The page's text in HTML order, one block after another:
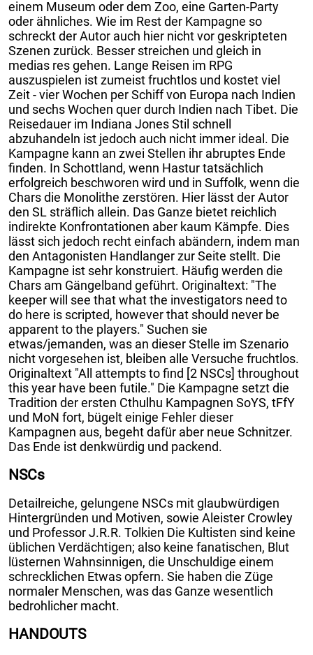
einem Museum oder dem Zoo, eine Garten-Party
oder ähnliches. Wie im Rest der Kampagne so
schreckt der Autor auch hier nicht vor geskripteten
Szenen zurück. Besser streichen und gleich in
medias res gehen. Lange Reisen im RPG
auszuspielen ist zumeist fruchtlos und kostet viel
Zeit - vier Wochen per Schiff von Europa nach Indien
und sechs Wochen quer durch Indien nach Tibet. Die
Reisedauer im Indiana Jones Stil schnell
abzuhandeln ist jedoch auch nicht immer ideal. Die
Kampagne kann an zwei Stellen ihr abruptes Ende
finden. In Schottland, wenn Hastur tatsächlich
erfolgreich beschworen wird und in Suffolk, wenn die
Chars die Monolithe zerstören. Hier lässt der Autor
den SL sträflich allein. Das Ganze bietet reichlich
indirekte Konfrontationen aber kaum Kämpfe. Dies
lässt sich jedoch recht einfach abändern, indem man
den Antagonisten Handlanger zur Seite stellt. Die
Kampagne ist sehr konstruiert. Häufig werden die
Chars am Gängelband geführt. Originaltext: "The
keeper will see that what the investigators need to
do here is scripted, however that should never be
apparent to the players." Suchen sie
etwas/jemanden, was an dieser Stelle im Szenario
nicht vorgesehen ist, bleiben alle Versuche fruchtlos.
Originaltext "All attempts to find [2 NSCs] throughout
this year have been futile." Die Kampagne setzt die
Tradition der ersten Cthulhu Kampagnen SoYS, tFfY
und MoN fort, bügelt einige Fehler dieser
Kampagnen aus, begeht dafür aber neue Schnitzer.
Das Ende ist denkwürdig und packend.
NSCs
Detailreiche, gelungene NSCs mit glaubwürdigen
Hintergründen und Motiven, sowie Aleister Crowley
und Professor J.R.R. Tolkien Die Kultisten sind keine
üblichen Verdächtigen; also keine fanatischen, Blut
lüsternen Wahnsinnigen, die Unschuldige einem
schrecklichen Etwas opfern. Sie haben die Züge
normaler Menschen, was das Ganze wesentlich
bedrohlicher macht.
HANDOUTS